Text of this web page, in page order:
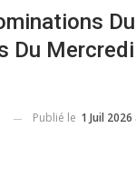
Du
Publié le 1 Juil